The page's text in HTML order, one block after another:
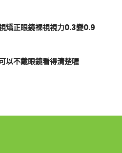
矯正眼鏡裸視視力0.3變0.9
以不戴眼鏡看得清楚喔